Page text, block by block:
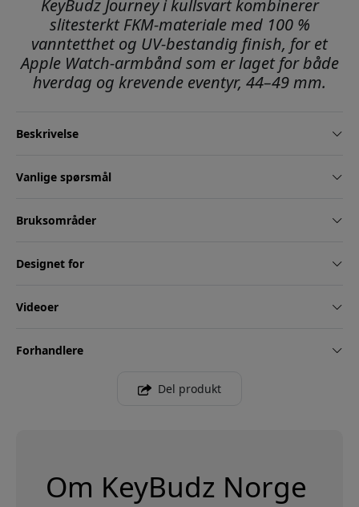
KeyBudz Journey i kullsvart kombinerer
slitesterkt FKM-materiale med 100 %
vanntetthet og UV-bestandig finish, for et
Apple Watch-armbånd som er laget for både
hverdag og krevende eventyr, 44–49 mm.
Beskrivelse
Vanlige spørsmål
Bruksområder
Designet for
Videoer
Forhandlere
Del produkt
Om KeyBudz Norge